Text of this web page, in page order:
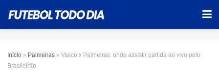
Início » Palmeiras » Vasco x Palmeiras: onde assistir partida ao vivo pelo
Brasileirão